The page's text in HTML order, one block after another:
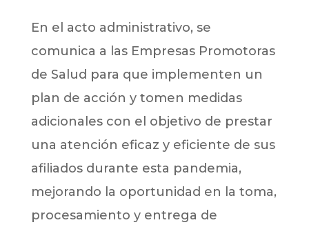
En el acto administrativo, se
comunica a las Empresas Promotoras
de Salud para que implementen un
plan de acción y tomen medidas
adicionales con el objetivo de prestar
una atención eficaz y eficiente de sus
afiliados durante esta pandemia,
mejorando la oportunidad en la toma,
procesamiento y entrega de